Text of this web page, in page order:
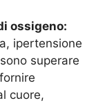
ossigeno:
ipertensione
superare
cuore,